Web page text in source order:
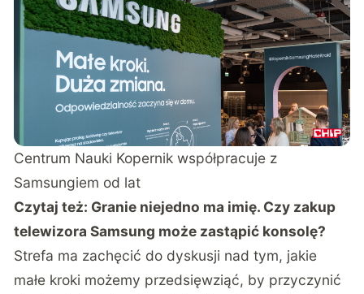
Centrum Nauki Kopernik współpracuje z
Samsungiem od lat
Czytaj też: Granie niejedno ma imię. Czy zakup
telewizora Samsung może zastąpić konsolę?
Strefa ma zachęcić do dyskusji nad tym, jakie
małe kroki możemy przedsięwziąć, by przyczynić